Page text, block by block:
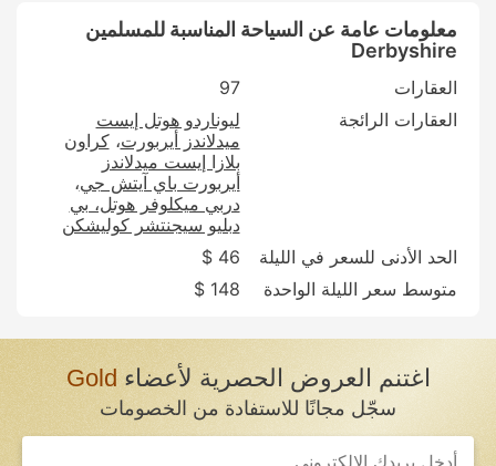
معلومات عامة عن السياحة المناسبة للمسلمين
Derbyshire
العقارات
97
العقارات الرائجة
ليوناردو هوتل إيست
ميدلاندز أيربورت كراون
بلازا إيست ميدلاندز
أيربورت باي آيتش جي
دربي ميكلوفر هوتل، بي
دبليو سيجنتشر كوليشكن
الحد الأدنى للسعر في الليلة
46 $
متوسط سعر الليلة الواحدة
148 $
اغتنم العروض الحصرية لأعضاءGold
سجّل مجانًا للاستفادة من الخصومات